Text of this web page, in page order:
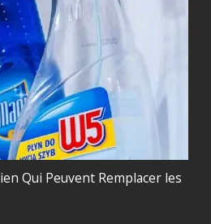
Qui Peuvent Remplacer les